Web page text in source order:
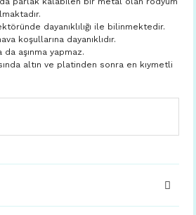
dayanıklılığı ile bilinmektedir.
koşullarına dayanıklıdır.
da aşınma yapmaz.
altın ve platinden sonra en kıymetli